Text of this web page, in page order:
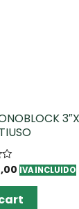
3″X
IVA INCLUIDO